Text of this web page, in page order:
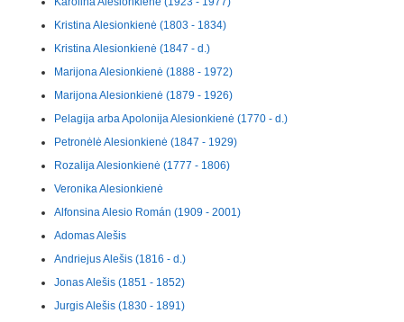
Kristina Alesionkienė (1803 - 1834)
Kristina Alesionkienė (1847 - d.)
Marijona Alesionkienė (1888 - 1972)
Marijona Alesionkienė (1879 - 1926)
Pelagija arba Apolonija Alesionkienė (1770 - d.)
Petronėlė Alesionkienė (1847 - 1929)
Rozalija Alesionkienė (1777 - 1806)
Veronika Alesionkienė
Alfonsina Alesio Román (1909 - 2001)
Adomas Alešis
Andriejus Alešis (1816 - d.)
Jonas Alešis (1851 - 1852)
Jurgis Alešis (1830 - 1891)